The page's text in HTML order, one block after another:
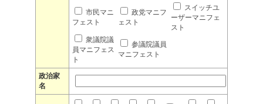
市民マニ
フェスト
政党マニフ
ェスト
スイッチユ
ーザーマニフェ
スト
衆議院議
員マニフェス
ト
参議院議員
マニフェスト
政治家
名